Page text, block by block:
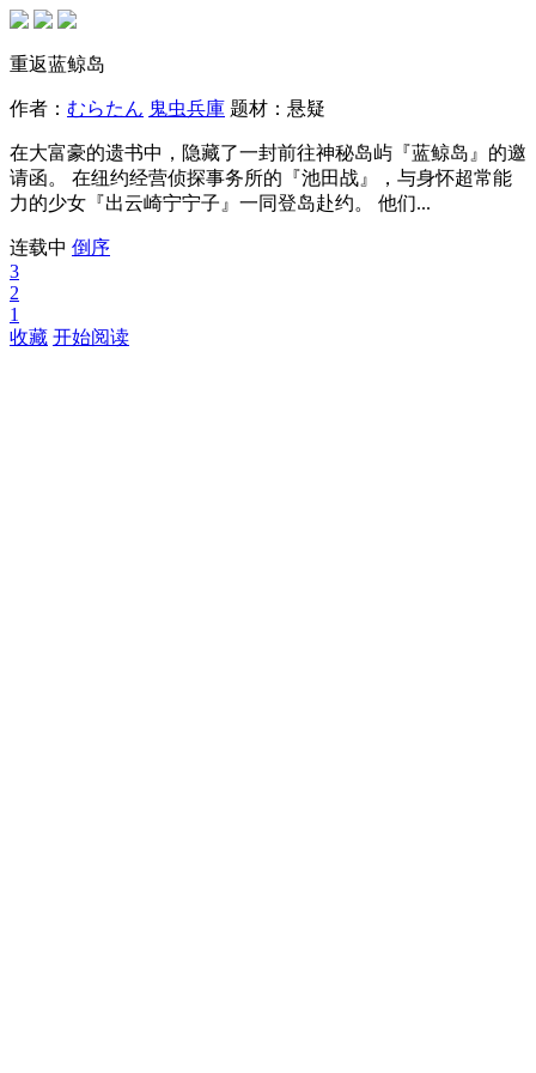
重返蓝鲸岛
作者： むらたん 鬼虫兵庫 题材： 悬疑
在大富豪的遗书中，隐藏了一封前往神秘岛屿『蓝鲸岛』的邀
请函。 在纽约经营侦探事务所的『池田战』，与身怀超常能
力的少女『出云崎宁宁子』一同登岛赴约。 他们...
连载中 倒序
3
2
1
收藏 开始阅读